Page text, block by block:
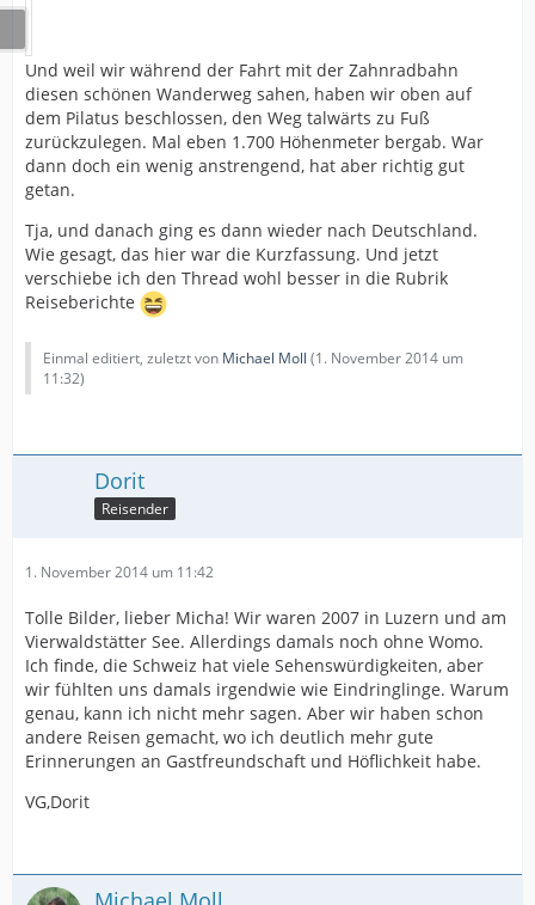
Und weil wir während der Fahrt mit der Zahnradbahn
diesen schönen Wanderweg sahen, haben wir oben auf
dem Pilatus beschlossen, den Weg talwärts zu Fuß
zurückzulegen. Mal eben 1.700 Höhenmeter bergab. War
dann doch ein wenig anstrengend, hat aber richtig gut
getan.
Tja, und danach ging es dann wieder nach Deutschland.
Wie gesagt, das hier war die Kurzfassung. Und jetzt
verschiebe ich den Thread wohl besser in die Rubrik
Reiseberichte
Einmal editiert, zuletzt von Michael Moll (1. November 2014 um
11:32)
Dorit
Reisender
1. November 2014 um 11:42
Tolle Bilder, lieber Micha! Wir waren 2007 in Luzern und am
Vierwaldstätter See. Allerdings damals noch ohne Womo.
Ich finde, die Schweiz hat viele Sehenswürdigkeiten, aber
wir fühlten uns damals irgendwie wie Eindringlinge. Warum
genau, kann ich nicht mehr sagen. Aber wir haben schon
andere Reisen gemacht, wo ich deutlich mehr gute
Erinnerungen an Gastfreundschaft und Höflichkeit habe.
VG,Dorit